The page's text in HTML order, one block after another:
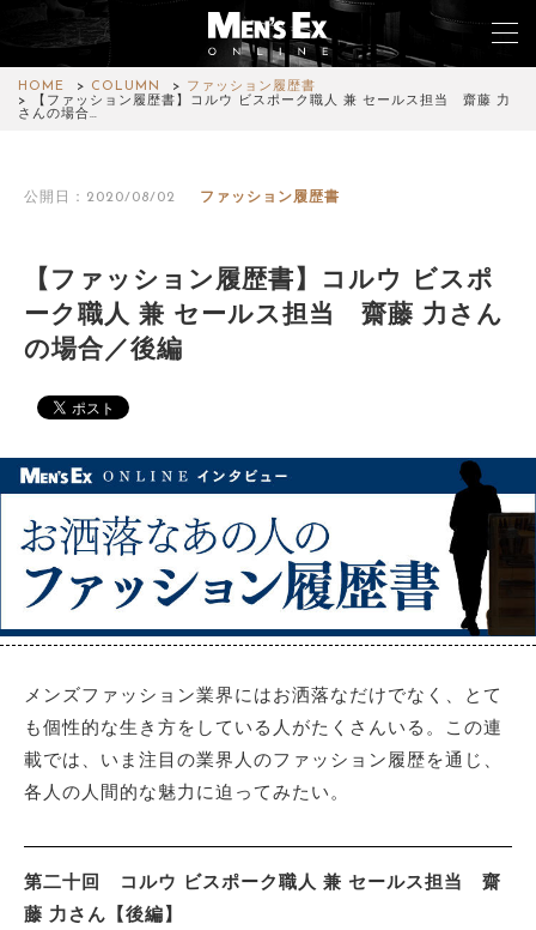
HOME COLUMN
ファッション履歴書
【ファッション履歴書】コルウ ビスポーク職人 兼 セールス担当 齋藤 力
さんの場合…
公開日：2020/08/02 ファッション履歴書
【ファッション履歴書】コルウ ビスポ
ーク職人 兼 セールス担当 齋藤 力さん
の場合／後編
メンズファッション業界にはお洒落なだけでなく、とて
も個性的な生き方をしている人がたくさんいる。この連
載では、いま注目の業界人のファッション履歴を通じ、
各人の人間的な魅力に迫ってみたい。
第二十回 コルウ ビスポーク職人 兼 セールス担当 齋
藤 力さん【後編】
FASHION
WATCH
CAR&BIKE
COLUMN
MAGAZINE
ABOUT SITE
サイトマップ